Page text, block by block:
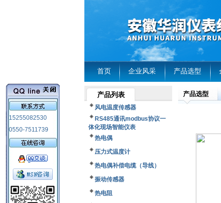
首页 企业风采 产品选型
15255082530
0550-7511739
产品列表
风电温度传感器
RS485通讯modbus协议一
体化现场智能仪表
热电偶
压力式温度计
热电偶补偿电缆（导线）
振动传感器
热电阻
产品选型